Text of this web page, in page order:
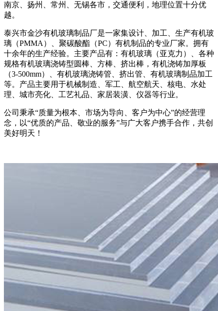
南京、扬州、常州、无锡各市，交通便利，地理位置十分优
越。
泰兴市金沙有机玻璃制品厂是一家集设计、加工、生产有机玻
璃（PMMA）、聚碳酸酯（PC）有机制品的专业厂家。拥有
十余年的生产经验。主要产品有：有机玻璃（亚克力）、各种
规格有机玻璃浇铸型圆棒、方棒、挤出棒，有机浇铸加厚板
（3-500mm）、有机玻璃浇铸管、挤出管、有机玻璃制品加工
等。产品主要用于机械制造、军工、航空航天、核电、水处
理、城市亮化、工艺礼品、家居装潢、仪器等行业。
公司秉承“质量为根本、市场为导向、客户为中心”的经营理
念，以“优质的产品、敬业的服务”与广大客户携手合作，共创
美好明天！